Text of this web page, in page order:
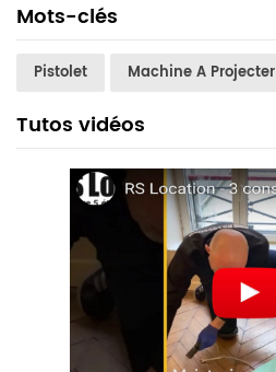
Mots-clés
Pistolet Machine A Projecter
Tutos vidéos